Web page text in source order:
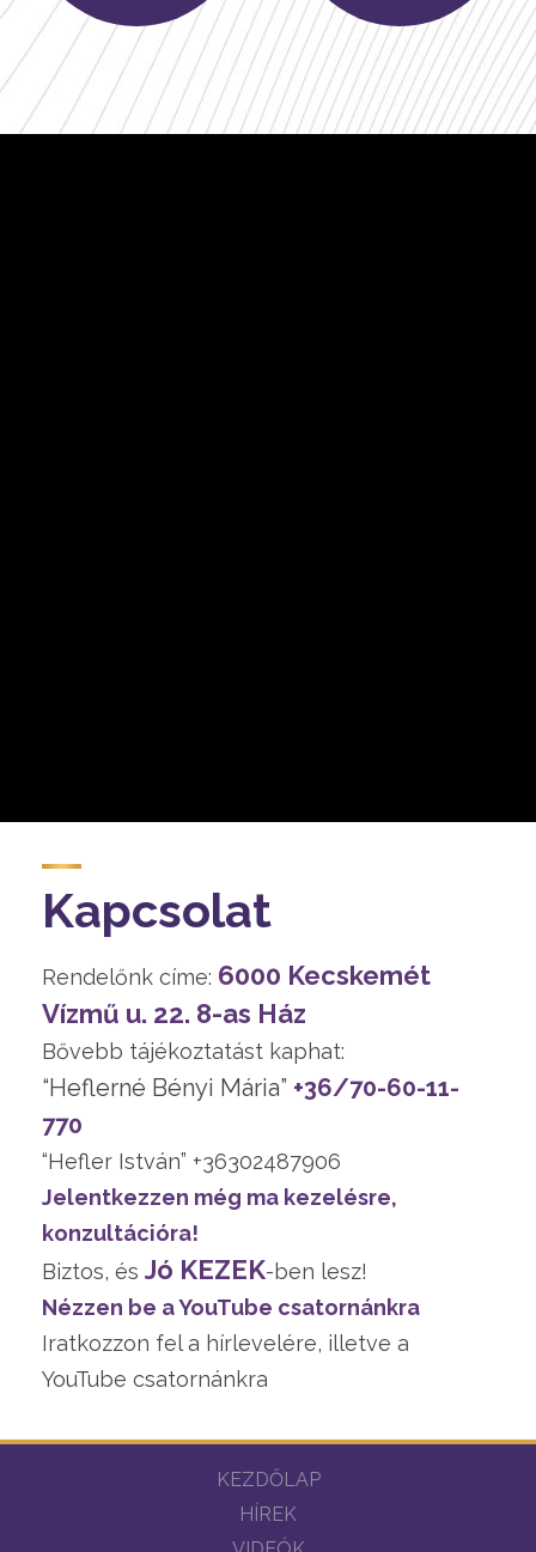
Kapcsolat
Rendelőnk címe: 6000 Kecskemét
Vízmű u. 22. 8-as Ház
Bővebb tájékoztatást kaphat:
“Heflerné Bényi Mária” +36/70-60-11-
770
“Hefler István” +36302487906
Jelentkezzen még ma kezelésre,
konzultációra!
Biztos, és Jó KEZEK-ben lesz!
Nézzen be a YouTube csatornánkra
Iratkozzon fel a hírlevelére, illetve a
YouTube csatornánkra
KEZDŐLAP
HÍREK